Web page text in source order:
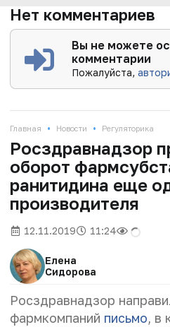
Нет комментариев
Вы не можете
комментарии
Пожалуйста,
Главная • Новости • Регуляторика
Росздравнадзор
оборот
ранитидина еще
производителя
12.11.2019 11:24
Елена
Сидорова
Росздравнадзор
фармкомпаний письмо, в